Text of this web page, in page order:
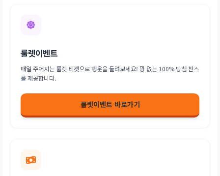
룰렛이벤트
매일 주어지는 룰렛 티켓으로 행운을 돌려보세요! 꽝 없는 100% 당첨 찬스
를 제공합니다.
룰렛이벤트 바로가기